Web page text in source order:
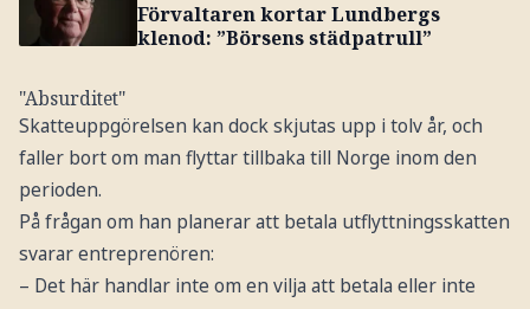
Förvaltaren kortar Lundbergs
klenod: ”Börsens städpatrull”
"Absurditet"
Skatteuppgörelsen kan dock skjutas upp i tolv år, och
faller bort om man flyttar tillbaka till Norge inom den
perioden.
På frågan om han planerar att betala utflyttningsskatten
svarar entreprenören:
– Det här handlar inte om en vilja att betala eller inte